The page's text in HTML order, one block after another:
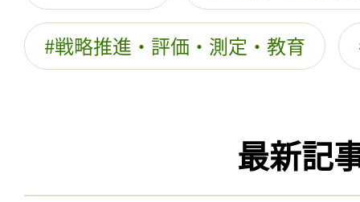
戦略推進・評価・測定・教育
最新記